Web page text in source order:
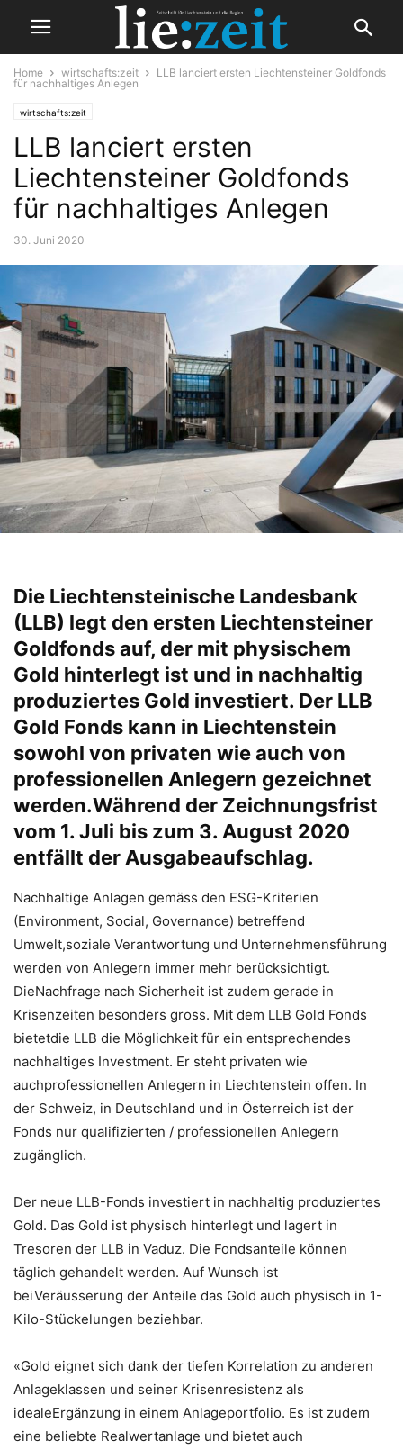
Home wirtschafts:zeit
LLB lanciert ersten Liechtensteiner Goldfonds
für nachhaltiges Anlegen
wirtschafts:zeit
LLB lanciert ersten
Liechtensteiner Goldfonds
für nachhaltiges Anlegen
30. Juni 2020
Die Liechtensteinische Landesbank
(LLB) legt den ersten Liechtensteiner
Goldfonds auf, der mit physischem
Gold hinterlegt ist und in nachhaltig
produziertes Gold investiert. Der LLB
Gold Fonds kann in Liechtenstein
sowohl von privaten wie auch von
professionellen Anlegern gezeichnet
werden.Während der Zeichnungsfrist
vom 1. Juli bis zum 3. August 2020
entfällt der Ausgabeaufschlag.
Nachhaltige Anlagen gemäss den ESG-Kriterien
(Environment, Social, Governance) betreffend
Umwelt,soziale Verantwortung und Unternehmensführung
werden von Anlegern immer mehr berücksichtigt.
DieNachfrage nach Sicherheit ist zudem gerade in
Krisenzeiten besonders gross. Mit dem LLB Gold Fonds
bietetdie LLB die Möglichkeit für ein entsprechendes
nachhaltiges Investment. Er steht privaten wie
auchprofessionellen Anlegern in Liechtenstein offen. In
der Schweiz, in Deutschland und in Österreich ist der
Fonds nur qualifizierten / professionellen Anlegern
zugänglich.
Der neue LLB-Fonds investiert in nachhaltig produziertes
Gold. Das Gold ist physisch hinterlegt und lagert in
Tresoren der LLB in Vaduz. Die Fondsanteile können
täglich gehandelt werden. Auf Wunsch ist
beiVeräusserung der Anteile das Gold auch physisch in 1-
Kilo-Stückelungen beziehbar.
«Gold eignet sich dank der tiefen Korrelation zu anderen
Anlageklassen und seiner Krisenresistenz als
idealeErgänzung in einem Anlageportfolio. Es ist zudem
eine beliebte Realwertanlage und bietet auch